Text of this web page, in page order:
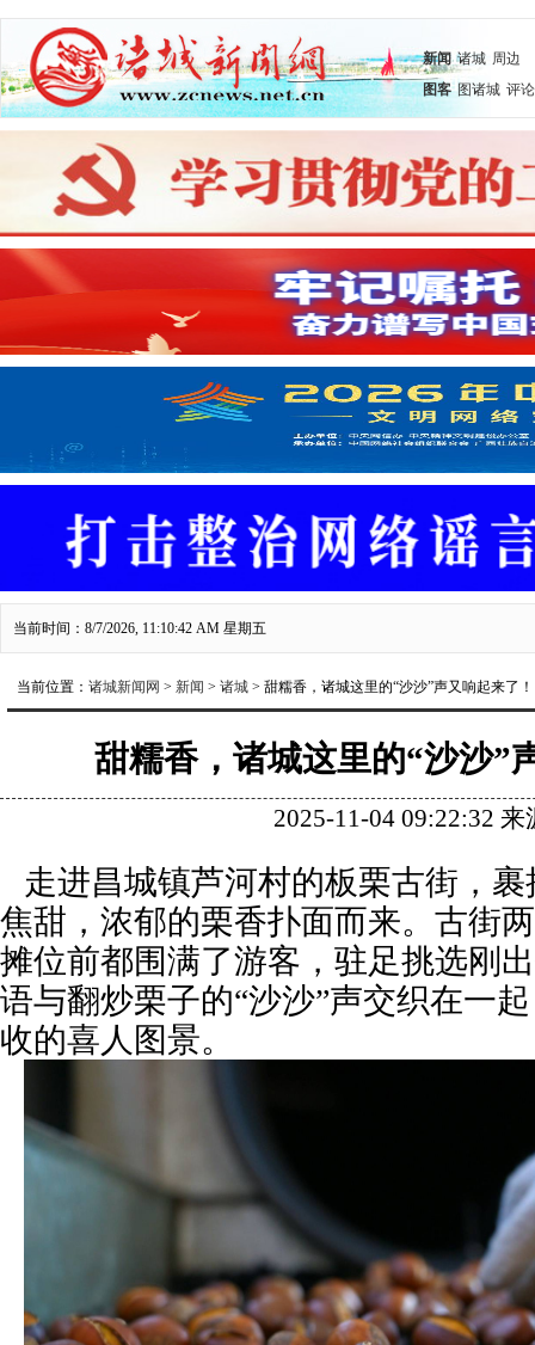
新闻 诸城 周边
图客 图诸城 评论
当前时间：8/7/2026, 11:10:43 AM 星期五
当前位置： 诸城新闻网 > 新闻 > 诸城 > 甜糯香，诸城这里的“沙沙”声又响起来了！
甜糯香，诸城这里的“沙沙”
2025-11-04 09:22:32 来
走进昌城镇芦河村的板栗古街，
焦甜，浓郁的栗香扑面而来。古街
摊位前都围满了游客，驻足挑选刚
语与翻炒栗子的“沙沙”声交织在一
收的喜人图景。